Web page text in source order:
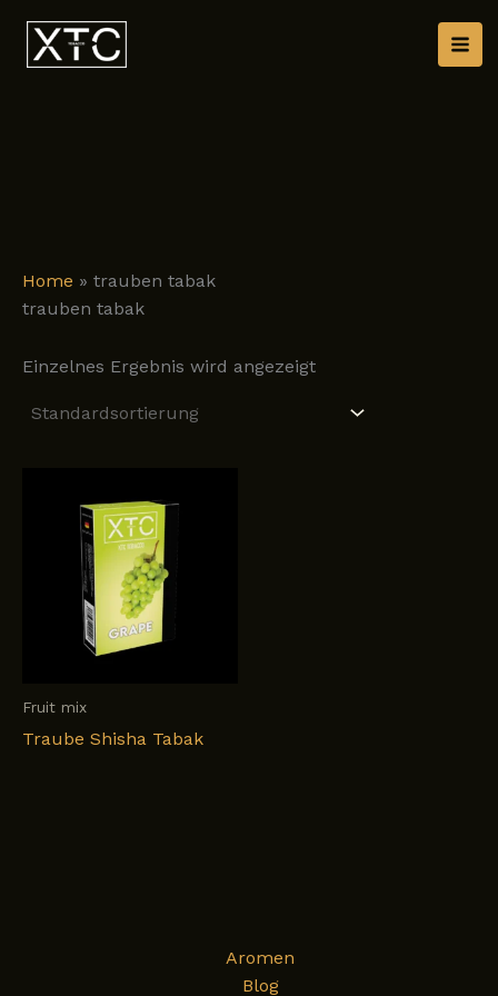
Inhalt
springen
Home » trauben tabak
trauben tabak
Einzelnes Ergebnis wird angezeigt
Fruit mix
Traube Shisha Tabak
Aromen
Blog